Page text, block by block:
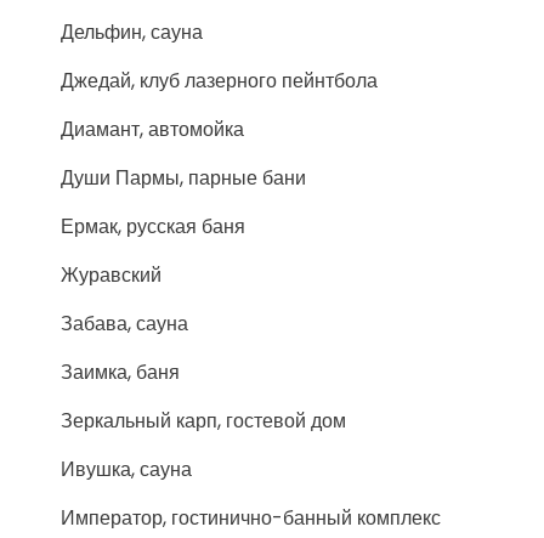
Дельфин, сауна
Джедай, клуб лазерного пейнтбола
Диамант, автомойка
Души Пармы, парные бани
Ермак, русская баня
Журавский
Забава, сауна
Заимка, баня
Зеркальный карп, гостевой дом
Ивушка, сауна
Император, гостинично-банный комплекс